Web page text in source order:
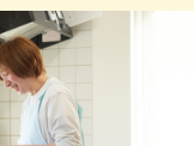
札幌市ふるさと